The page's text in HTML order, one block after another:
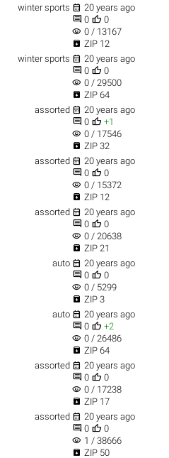
winter sports  20 years ago
 0  0
visibility 0 / 13167
 ZIP 12
winter sports  20 years ago
 0  0
visibility 0 / 29500
 ZIP 64
assorted  20 years ago
 0  +1
visibility 0 / 17546
 ZIP 32
assorted  20 years ago
 0  0
visibility 0 / 15372
 ZIP 12
assorted  20 years ago
 0  0
visibility 0 / 20638
 ZIP 21
auto  20 years ago
 0  0
visibility 0 / 5299
 ZIP 3
auto  20 years ago
 0  +2
visibility 0 / 26486
 ZIP 64
assorted  20 years ago
 0  0
visibility 0 / 17238
 ZIP 17
assorted  20 years ago
 0  0
visibility 1 / 38666
 ZIP 50